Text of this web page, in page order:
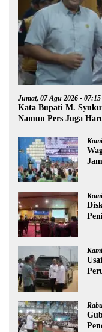
Jumat, 07 Agu 2026 -
Kata Bupati M.
Namun Pers Juga